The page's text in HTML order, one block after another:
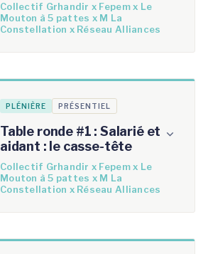
Collectif Grhandir x Fepem x Le
Mouton à 5 pattes x M La
Constellation x Réseau Alliances
PLÉNIÈRE PRÉSENTIEL
Table ronde #1 : Salarié et
aidant : le casse-tête
Collectif Grhandir x Fepem x Le
Mouton à 5 pattes x M La
Constellation x Réseau Alliances